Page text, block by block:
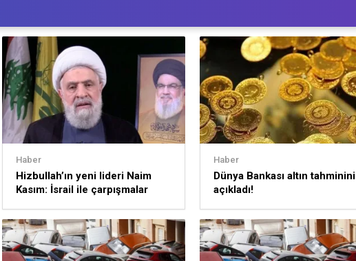
Haber
Hizbullah’ın yeni lideri Naim
Kasım: İsrail ile çarpışmalar
Haber
Dünya Bankası altın tahminini
açıkladı!